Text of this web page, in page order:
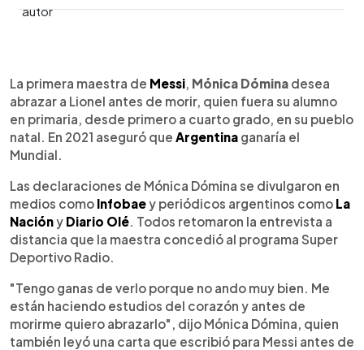
Escuchar artículo
La primera maestra de Messi Mónica Dómina desea
abrazar a Lionel antes de morir, quien fuera su alumno
en primaria, desde primero a cuarto grado, en su pueblo
natal. En 2021 aseguró que Argentina ganaría el
Mundial.
Las declaraciones de Mónica Dómina se divulgaron en
medios como Infobaey periódicos argentinos como La
Nacióny Diario Olé . Todos retomaron la entrevista a
distancia que la maestra concedió al programa Super
Deportivo Radio.
"Tengo ganas de verlo porque no ando muy bien. Me
están haciendo estudios del corazón y antes de
morirme quiero abrazarlo", dijo Mónica Dómina, quien
también leyó una carta que escribió para Messi antes de